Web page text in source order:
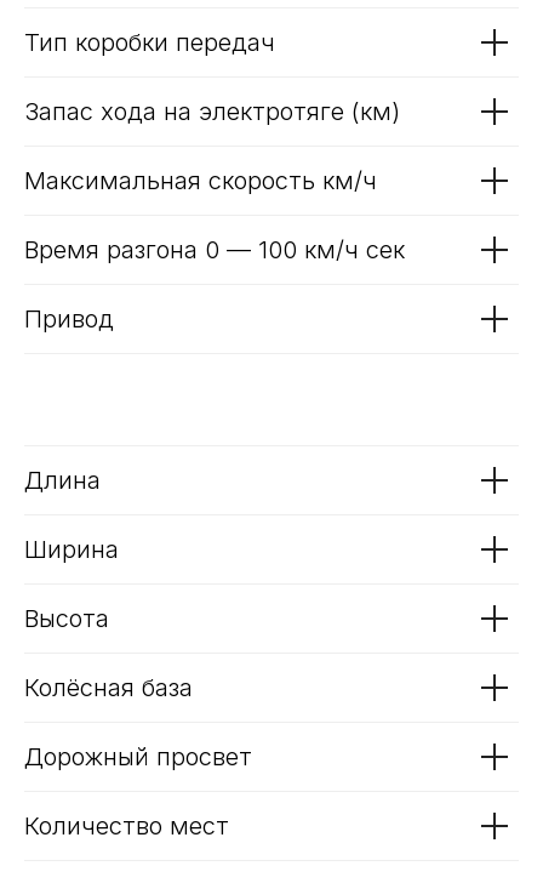
Тип коробки передач
Запас хода на электротяге (км)
Максимальная скорость км/ч
Время разгона 0 — 100 км/ч сек
Привод
Длина
Ширина
Высота
Колёсная база
Дорожный просвет
Количество мест